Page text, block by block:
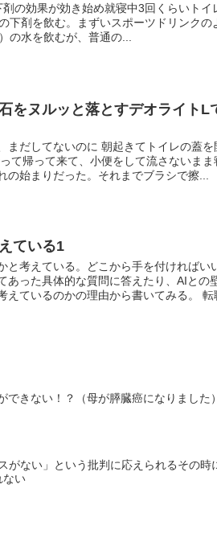
の効果が効き始め就寝中3回くらいト
下剤を飲む。まずいスポーツドリンク
の水を飲むが、普通の...
をヌルッと落とすデオライトL
まだしてないのに 朝起きてトイレの蓋
て帰って来て、小便をして流さないま
の始まりだった。それまでブラシで擦...
ている1
と考えている。どこから手を付ければ
あった具体的な質問に答えたり、AIと
えているのかの理由から書いてみる。 転
できない！？（母が膵臓癌になりました）
ない」という批判に応えられるその時
ない